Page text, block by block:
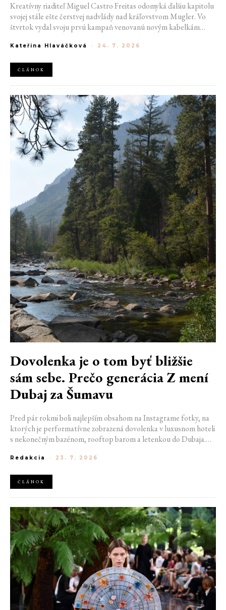
Kreatívny riaditeľ Miguel Castro Freitas odomyká ďalšiu kapitolu
svojej stále ešte čerstvej nadvlády nad kráľovstvom Mugler. Vo
štvrtok vydal svoju prvú kampaň venovanú novým kabelkám
návrhár do módneho domu prišiel. Umne kombinuje výrazy
podobu ženskosti.
Kateřina Hlaváčková - 24. 7. 2026
ČLÁNOK
Dovolenka je o tom byť bližšie
sám sebe. Prečo generácia Z mení
Dubaj za Šumavu
Pred pár rokmi boli najlepším obsahom na Instagrame fotky, na
ktorých je performatívne zobrazená dovolenka v luxusnom hoteli
s nekonečným bazénom, rooftop barom a letenkou do Dubaja.
Jizerských horách. Ranné kúpanie v lome. Výlet vlakom na
kamarátmi pri ohni.
Redakcia - 23. 7. 2026
ČLÁNOK